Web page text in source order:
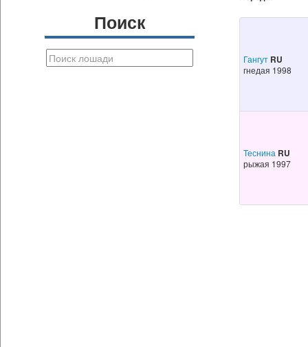
Поиск
Гангут RU
гнедая 1998
Теснина RU
рыжая 1997